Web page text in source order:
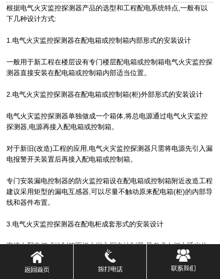
根据电气火灾监控探测器产品的选型和工程配电系统特点,一般有以
下几种设计方式:
1.电气火灾监控探测器在配电箱或控制箱内部形式的安装设计
一般用于新工程在楼层设有专门楼层配电箱或控制箱电气火灾监控探
测器直接安装在配电箱或控制箱内部适当位置。
2.电气火灾监控探测器在配电箱或控制箱(柜)外部形式的安装设计
电气火灾监控探测器单独做成一个箱体,将总电源通过电气火灾监控
探测器,电源再接入配电箱或控制箱。
对于新旧(改造)工程的应用,电气火灾监控探测器只需将电源先引入漏
电报警开关装置后再接入配电箱或控制箱。
专门安装漏电控制器的防火监控箱设在配电箱或控制箱附近改造工程
建议采用矩型的漏电互感器,可以尽量不触动原来配电箱(柜)的内部导
线和器件布置。
3.电气火灾监控探测器在配电柜成套形式的安装设计
直接在配电箱或控制箱面板上嵌入漏电控制器,只考虑在柜内适当位
置固定电流互感器(一般在主空开上端或下端),不改动配电柜内部结
构,不需增加单独的漏电控制器